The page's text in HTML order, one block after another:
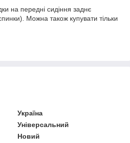
на передні сидіння заднє
Можна також купувати тільки
Україна
Універсальний
Новий